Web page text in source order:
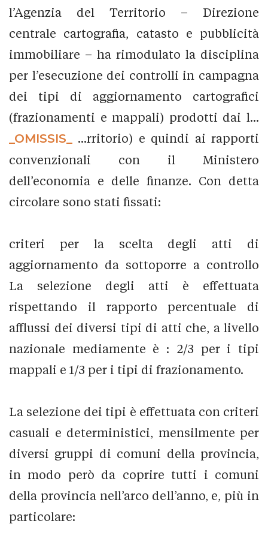
l’Agenzia del Territorio – Direzione
centrale cartografia, catasto e pubblicità
immobiliare – ha rimodulato la disciplina
per l’esecuzione dei controlli in campagna
dei tipi di aggiornamento cartografici
(frazionamenti e mappali) prodotti dai l...
_OMISSIS_
...rritorio) e quindi ai rapporti
convenzionali con il Ministero
dell’economia e delle finanze. Con detta
circolare sono stati fissati:
criteri per la scelta degli atti di
aggiornamento da sottoporre a controllo
La selezione degli atti è effettuata
rispettando il rapporto percentuale di
afflussi dei diversi tipi di atti che, a livello
nazionale mediamente è : 2/3 per i tipi
mappali e 1/3 per i tipi di frazionamento.
La selezione dei tipi è effettuata con criteri
casuali e deterministici, mensilmente per
diversi gruppi di comuni della provincia,
in modo però da coprire tutti i comuni
della provincia nell’arco dell’anno, e, più in
particolare: